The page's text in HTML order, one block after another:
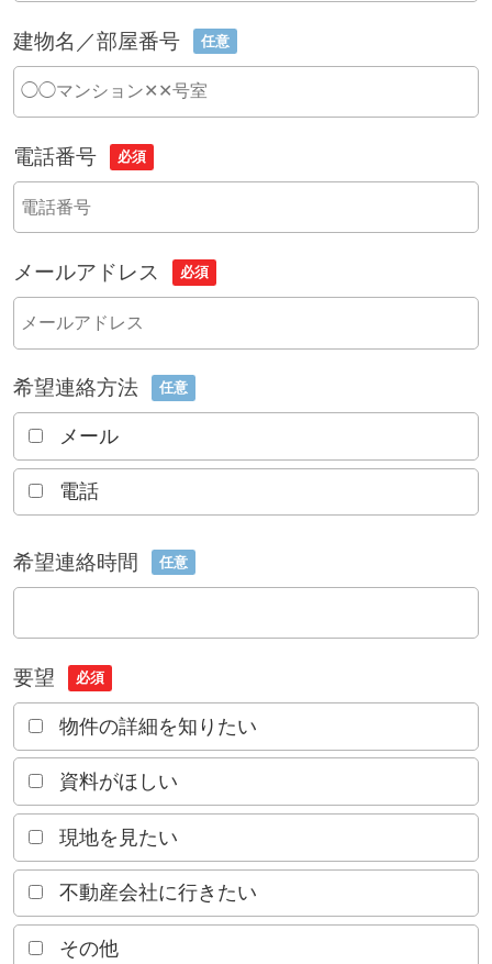
建物名／部屋番号 任意
電話番号 必須
メールアドレス 必須
希望連絡方法 任意
メール
電話
希望連絡時間 任意
要望 必須
物件の詳細を知りたい
資料がほしい
現地を見たい
不動産会社に行きたい
その他